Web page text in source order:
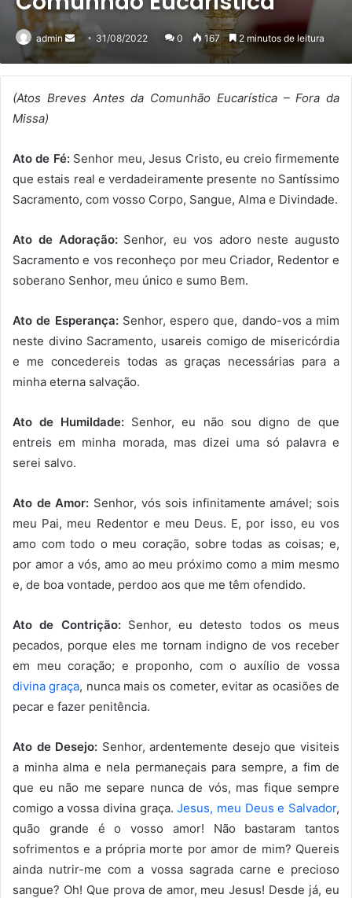
admin
Mande
e-
mail
31/08/2022 0 167 2 minutos de leitura
(Atos Breves Antes da Comunhão Eucarística – Fora da
Missa)
Ato de Fé:Senhor meu, Jesus Cristo, eu creio firmemente
que estais real e verdadeiramente presente no Santíssimo
Sacramento, com vosso Corpo, Sangue, Alma e Divindade.
Ato de Adoração:Senhor, eu vos adoro neste augusto
Sacramento e vos reconheço por meu Criador, Redentor e
soberano Senhor, meu único e sumo Bem.
Ato de Esperança:Senhor, espero que, dando-vos a mim
neste divino Sacramento, usareis comigo de misericórdia
e me concedereis todas as graças necessárias para a
minha eterna salvação.
Ato de Humildade: Senhor, eu não sou digno de que
entreis em minha morada, mas dizei uma só palavra e
serei salvo.
Ato de Amor: Senhor, vós sois infinitamente amável; sois
meu Pai, meu Redentor e meu Deus. E, por isso, eu vos
amo com todo o meu coração, sobre todas as coisas; e,
por amor a vós, amo ao meu próximo como a mim mesmo
e, de boa vontade, perdoo aos que me têm ofendido.
Ato de Contrição:Senhor, eu detesto todos os meus
pecados, porque eles me tornam indigno de vos receber
em meu coração; e proponho, com o auxílio de vossa
divina graça, nunca mais os cometer, evitar as ocasiões de
pecar e fazer penitência.
Ato de Desejo: Senhor, ardentemente desejo que visiteis
a minha alma e nela permaneçais para sempre, a fim de
que eu não me separe nunca de vós, mas fique sempre
comigo a vossa divina graça.Jesus, meu Deus e Salvador,
quão grande é o vosso amor! Não bastaram tantos
sofrimentos e a própria morte por amor de mim? Quereis
ainda nutrir-me com a vossa sagrada carne e precioso
sangue? Oh! Que prova de amor, meu Jesus! Desde já, eu